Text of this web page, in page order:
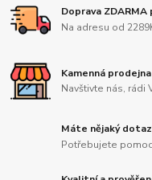
Doprava ZDARMA
Na adresu od
Kamenná
Navštivte nás, rádi
Máte nějaký
Potřebujete